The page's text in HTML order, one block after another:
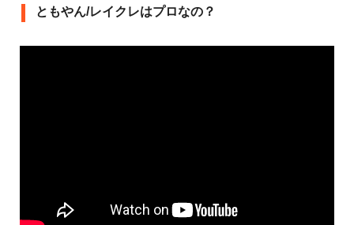
ともやん/レイクレはプロなの？